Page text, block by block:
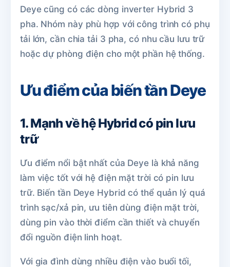
Deye cũng có các dòng inverter Hybrid 3
pha. Nhóm này phù hợp với công trình có phụ
tải lớn, cần chia tải 3 pha, có nhu cầu lưu trữ
hoặc dự phòng điện cho một phần hệ thống.
Ưu điểm của biến tần Deye
1. Mạnh về hệ Hybrid có pin lưu
trữ
Ưu điểm nổi bật nhất của Deye là khả năng
làm việc tốt với hệ điện mặt trời có pin lưu
trữ. Biến tần Deye Hybrid có thể quản lý quá
trình sạc/xả pin, ưu tiên dùng điện mặt trời,
dùng pin vào thời điểm cần thiết và chuyển
đổi nguồn điện linh hoạt.
Với gia đình dùng nhiều điện vào buổi tối,